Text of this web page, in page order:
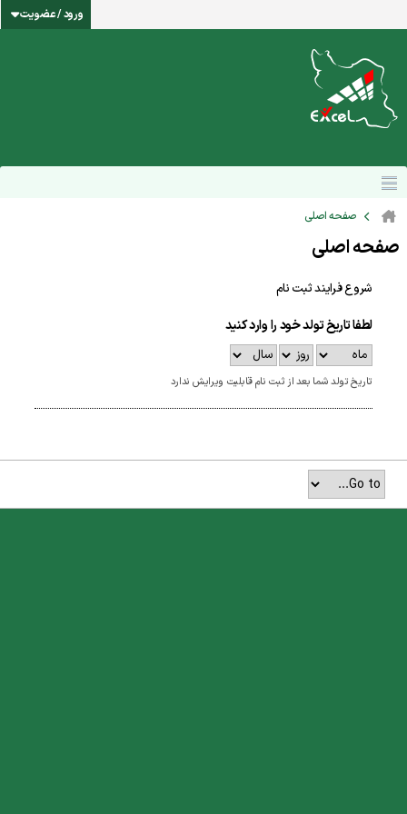
ورود / عضویت
صفحه اصلی
صفحه اصلی
شروع فرایند ثبت نام
لطفا تاریخ تولد خود را وارد کنید
تاریخ تولد شما بعد از ثبت نام قابلیت ویرایش ندارد